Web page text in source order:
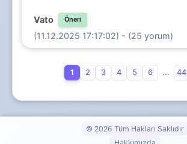
Vato Öneri
(11.12.2025 17:17:02) - (25 yorum)
1 2 3 4 5 6 ... 44
© 2026 Tüm Hakları Saklıdır